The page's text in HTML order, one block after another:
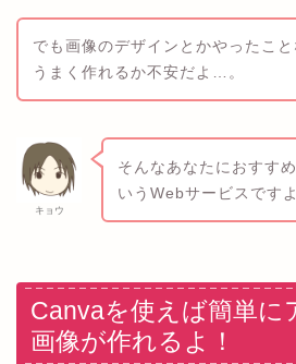
でも画像のデザインとかやったこと
うまく作れるか不安だよ…。
キョウ
そんなあなたにおすす
いうWebサービスですよ
Canvaを使えば簡単に
画像が作れるよ！